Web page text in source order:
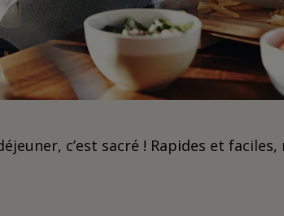
c’est sacré ! Rapides et